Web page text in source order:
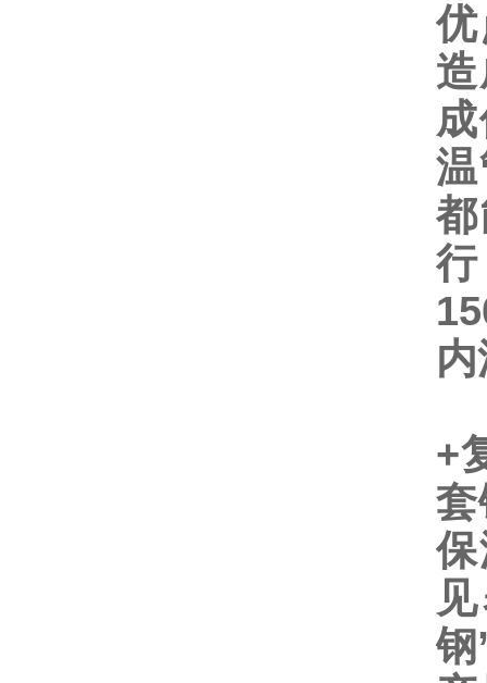
+
套
钢